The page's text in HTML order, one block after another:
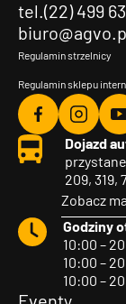
tel.(22) 499
Regulamin strzelnicy
Regulamin sklepu
Agvo
Facebook
Agvo
Dojazd
209, 319,
Zobacz
Godziny
10:00 –
10:00 –
10:00 –